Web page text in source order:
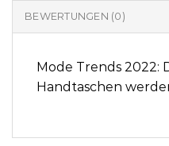
BEWERTUNGEN (0)
Mode Trends 2022:
Handtaschen